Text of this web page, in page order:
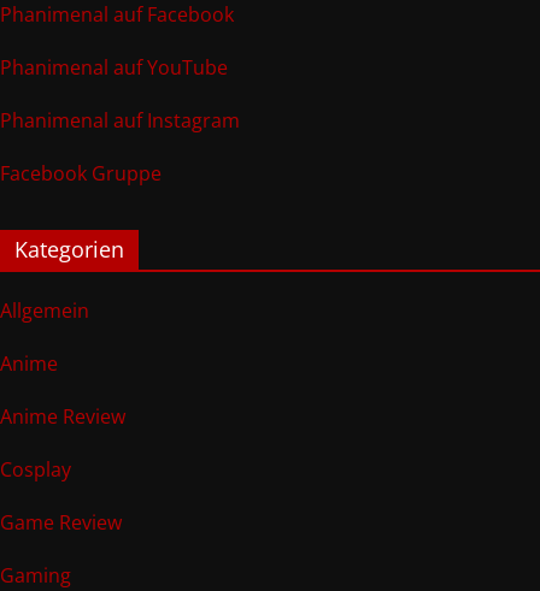
Phanimenal auf Facebook
Phanimenal auf YouTube
Phanimenal auf Instagram
Facebook Gruppe
Kategorien
Allgemein
Anime
Anime Review
Cosplay
Game Review
Gaming